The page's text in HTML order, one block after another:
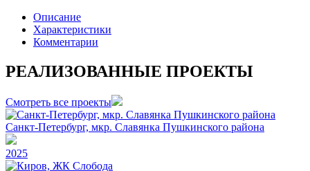
Описание
Характеристики
Комментарии
РЕАЛИЗОВАННЫЕ ПРОЕКТЫ
Смотреть все проекты
Санкт-Петербург, мкр. Славянка Пушкинского района
2025